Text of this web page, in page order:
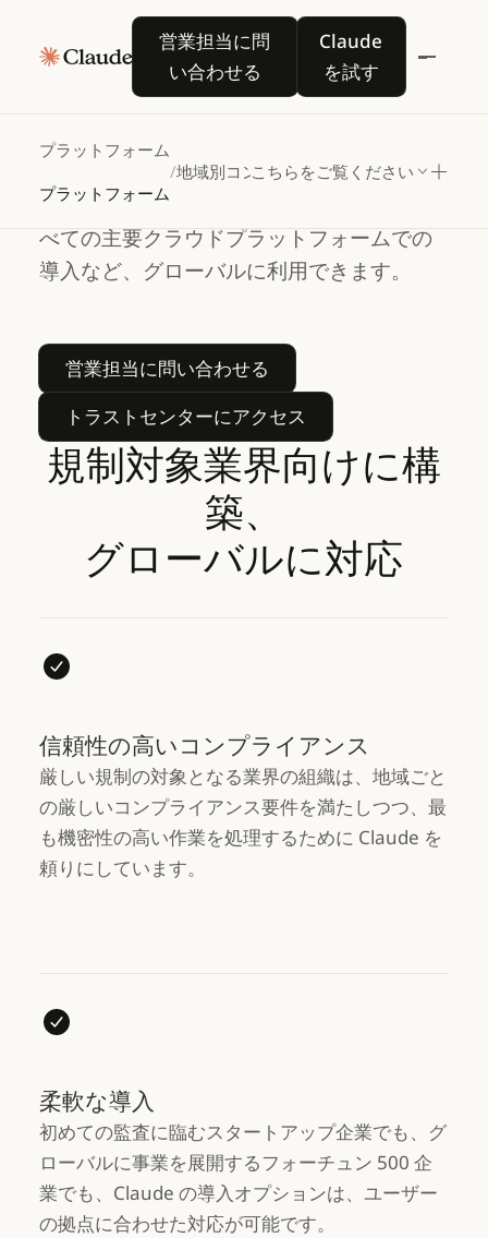
営業担当に問
い合わせる
営業担当に問い合わせる
Claude
を試す
Claude を試す
プラットフォーム
プラットフォーム
/地域別コンプライアンス
こちらをご覧ください
場所を問わずに、確
信を持って Claude
を導入
Claude は、地域別のデータレジデンシーと
推論、包括的なコンプライアンス認証、す
べての主要クラウドプラットフォームでの
導入など、グローバルに利用できます。
営業担当に問い合わせる
営業担当に問い合わせる
トラストセンターにアクセス
トラストセンターにアクセス
規制対象業界向けに構
築、
グローバルに対応
信頼性の高いコンプライアンス
厳しい規制の対象となる業界の組織は、地域ごと
の厳しいコンプライアンス要件を満たしつつ、最
も機密性の高い作業を処理するために Claude を
頼りにしています。
柔軟な導入
初めての監査に臨むスタートアップ企業でも、グ
ローバルに事業を展開するフォーチュン 500 企
業でも、Claude の導入オプションは、ユーザー
の拠点に合わせた対応が可能です。